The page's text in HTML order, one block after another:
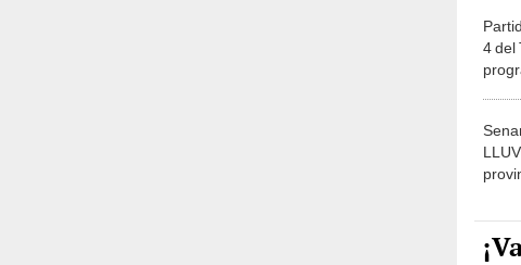
4 del